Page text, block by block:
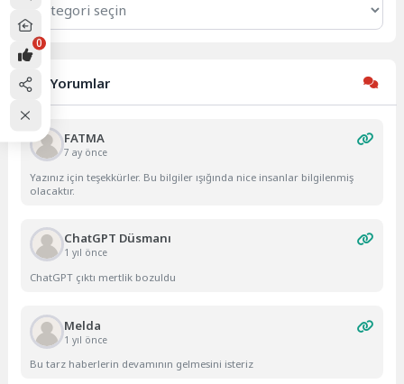
Son Yorumlar
FATMA
7 ay önce
Yazınız için teşekkürler. Bu bilgiler ışığında nice insanlar bilgilenmiş
olacaktır.
ChatGPT Düsmanı
1 yıl önce
ChatGPT çıktı mertlik bozuldu
Melda
1 yıl önce
Bu tarz haberlerin devamının gelmesini isteriz
0